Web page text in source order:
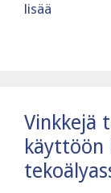
lisää
Vinkkejä
käyttöön